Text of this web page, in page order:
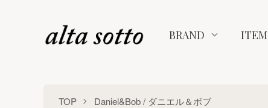
BRAND ITEM
TOP Daniel&Bob / ダニエル＆ボブ